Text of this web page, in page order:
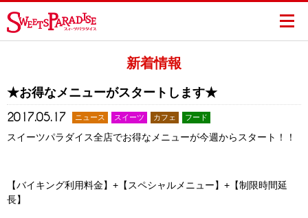
新着情報
★お得なメニューがスタートします★
2017.05.17 ニュース スイーツ カフェ フード
スイーツパラダイス全店でお得なメニューが今週からスタート！！
【バイキング利用料金】+【スペシャルメニュー】+【制限時間延
長】